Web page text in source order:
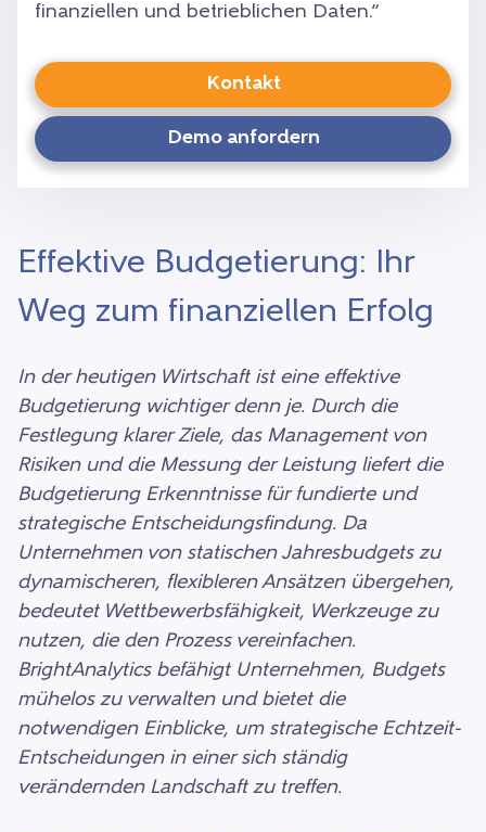
finanziellen und betrieblichen Daten.”
Kontakt
Demo anfordern
Effektive Budgetierung: Ihr
Weg zum finanziellen Erfolg
In der heutigen Wirtschaft ist eine effektive
Budgetierung wichtiger denn je. Durch die
Festlegung klarer Ziele, das Management von
Risiken und die Messung der Leistung liefert die
Budgetierung Erkenntnisse für fundierte und
strategische Entscheidungsfindung. Da
Unternehmen von statischen Jahresbudgets zu
dynamischeren, flexibleren Ansätzen übergehen,
bedeutet Wettbewerbsfähigkeit, Werkzeuge zu
nutzen, die den Prozess vereinfachen.
BrightAnalytics befähigt Unternehmen, Budgets
mühelos zu verwalten und bietet die
notwendigen Einblicke, um strategische Echtzeit-
Entscheidungen in einer sich ständig
verändernden Landschaft zu treffen.